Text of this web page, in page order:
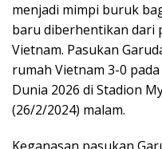
menjadi mimpi buruk
baru diberhentikan dari
Vietnam. Pasukan
rumah Vietnam 3-0
Dunia 2026 di Stadion
(26/2/2024) malam.